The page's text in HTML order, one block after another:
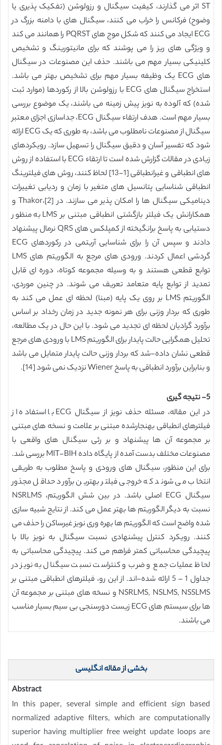
ST اثر می گذارند، کیفیت سیگنال و رزولوشن (تفکیک پذیری یا
وضوح) فرکانس را خراب می کنند، سیگنال های با دامنه بزرگ در
ECG ایجاد می کنند که شکل موج های PQRST را همانند می کند
و ویژگی های ریز را می پوشند که برای مانیتورینگ و تشخیص
کلینیکی بسیار مهم می باشند. حذف این مصنوعات در سیگنال
های ECG یک وظیفه بسیار مهم برای تشخیص بهتر می باشد.
استخراج سیگنال های ECG با رزولوشن بالا از رکوردها (موارد ثبت
شده) که آلوده به نویز پیش زمینه می باشند، یک موضوع بررسی
بسیار مهم است. هدف ارتقاء سیگنال ECG، جداسازی اجزای معتبر
سیگنال از مصنوعات نامطلوب می باشد، به طوری که یک ECG ارائه
شود که تفسیر آسان و دقیق سیگنال را تسهیل سازد. رویکردهای
زیادی در مقالات گزارش شده است تا ارتقاء ECG با استفاده از روش
های انطباقی و غیرانطباقی [1-13] لحاظ کنند، روش های فیلترینگ
انطباقی شناسایی پتانسیل های متغیر با زمان و ردیابی تغییرات
دینامیکی سیگنال ها را امکان پذیر می سازند. در [2]،Thakor و
همکارانش یک فیلتر بازگشتی انطباقی مبتنی بر LMS به منظور
دستیابی به پاسخ برانگیخته از کمپلکس های QRS نرمال پیشنهاد
دادند و سپس آن را برای شناسایی آریتمی در رکوردهای ECG
گردشی اعمال کردند. ورودی های مرجع به الگوریتم های LMS
توابع قطعی هستند و به وسیله مجموعه کوتاه، دوره ای قابل
تمدید از توابع پایه متعامد تعریف می شوند. در چنین موردی،
الگوریتم LMS بر روی یک پایه (مبنا) لحظه ای عمل می کند به
طوری که بردار وزنی برای هر نمونه جدید در زمان رخداد بر اساس
برآورد گرادیان لحظه ای تجدید می شود. با این حال در یک مطالعه،
تحلیل همگرایی حالت پایدار برای الگوریتم LMS با ورودی های مرجع
قطعی نشان داده-شد که بردار وزنی حالت پایدار متمایل می باشد
و بنابراین برآورد انطباقی به پاسخ Wiener نزدیک نمی شود [14].
5- نتیجه گیری
در این مقاله، مسئله حذف نویز از سیگنال ECG با استفاده از
فیلترهای انطباقی بهنجارشده مبتنی بر علامت و نسخه های مبتنی
بر مجموعه آن ها پیشنهاد و بر رئی سیگنال های واقعی با
مصنوعات مختلف بدست آمده از پایگاه داده MIT-BIH بررسی شد.
برای این منظور، سیگنال های ورودی و پاسخ مطلوب به طریقی
انتخاب می شوند که خروجی فیلتر بهترین برآورد حداقل مجذور
سیگنال ECG اصلی باشد. در بین شش الگوریتم، NSRLMS
نسبت به دیگر الگوریتم ها بهتر عمل می کند. از نتایج شبیه سازی
شده واضح است که الگوریتم ها بهره وری نویز غیرساکن را حذف می
کنند. رویکرد کنترل پیشنهادی نسبت سیگنال به نویز بالا با
پیچیدگی محاسباتی کمتر فراهم می کند. پیچیدگی محاسباتی به
لحاظ عملیات جمع و ضرب و کنتراست نسبت سیگنال به نویز در
جداول 1 – 5 ارائه شده-اند. از این رو، فیلترهای انطباقی مبتنی بر
NSRLMS, NSLMS, NSSLMS و نسخه های مبتنی بر مجموعه آن
ها برای سیستم های ECG زیست دورسنجی بی سیم بسیار مناسب
می باشند.
بخشی از مقاله انگلیسی
Abstract
In this paper, several simple and efficient sign based
normalized adaptive filters, which are computationally
superior having multiplier free weight update loops are